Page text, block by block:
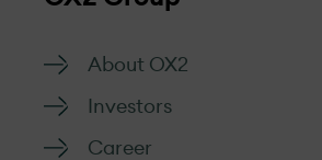
About OX2
Investors
Career